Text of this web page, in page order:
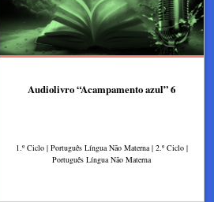
Audiolivro “Acampamento azul” 6
1.º Ciclo | Português Língua Não Materna | 2.º Ciclo |
Português Língua Não Materna